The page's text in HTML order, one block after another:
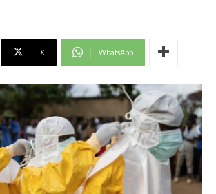
X WhatsApp